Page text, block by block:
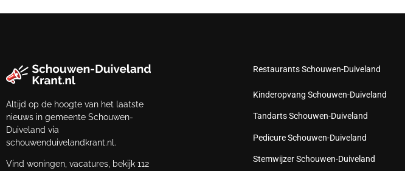
Altijd op de hoogte van het laatste
nieuws in gemeente Schouwen-
Duiveland via
schouwenduivelandkrant.nl.
Vind woningen, vacatures, bekijk 112
Restaurants Schouwen-Duiveland
Kinderopvang Schouwen-Duiveland
Tandarts Schouwen-Duiveland
Pedicure Schouwen-Duiveland
Stemwijzer Schouwen-Duiveland